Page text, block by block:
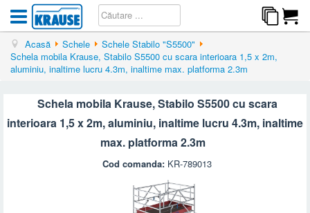
Acasă Schele
Schele Stabilo "S5500"
Schela mobila Krause, Stabilo S5500 cu scara interioara 1,5 x 2m,
aluminiu, inaltime lucru 4.3m, inaltime max. platforma 2.3m
Schela mobila Krause, Stabilo S5500 cu scara
interioara 1,5 x 2m, aluminiu, inaltime lucru 4.3m, inaltime
max. platforma 2.3m
Cod comanda: KR-789013